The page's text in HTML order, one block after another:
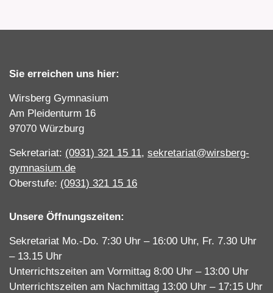
Sie erreichen uns hier:
Wirsberg Gymnasium
Am Pleidenturm 16
97070 Würzburg
Sekretariat: (0931) 321 15 11, sekretariat@wirsberg-
gymnasium.de
Oberstufe: (0931) 321 15 16
Unsere Öffnungszeiten:
Sekretariat Mo.-Do. 7:30 Uhr – 16:00 Uhr, Fr. 7.30 Uhr
– 13.15 Uhr
Unterrichtszeiten am Vormittag 8:00 Uhr – 13:00 Uhr
Unterrichtszeiten am Nachmittag 13:00 Uhr – 17:15 Uhr